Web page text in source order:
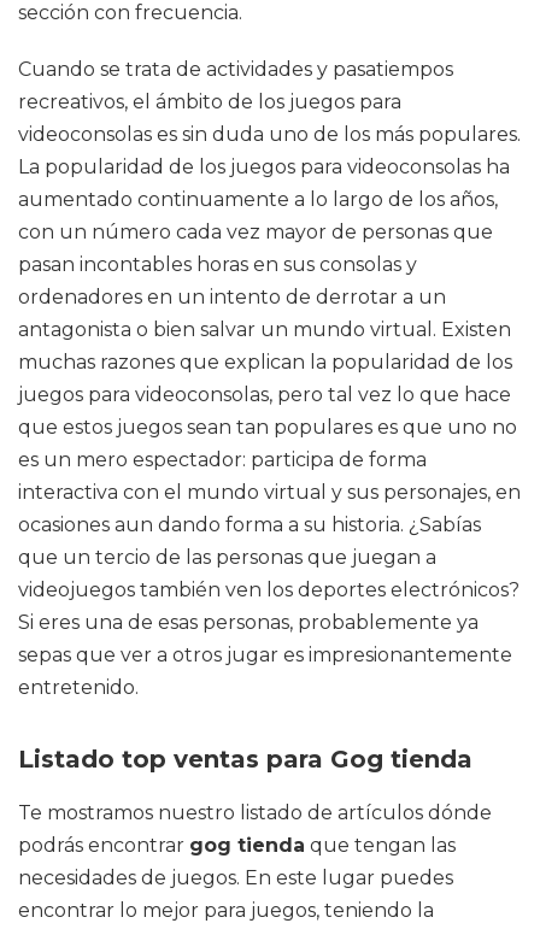
sección con frecuencia.
Cuando se trata de actividades y pasatiempos
recreativos, el ámbito de los juegos para
videoconsolas es sin duda uno de los más populares.
La popularidad de los juegos para videoconsolas ha
aumentado continuamente a lo largo de los años,
con un número cada vez mayor de personas que
pasan incontables horas en sus consolas y
ordenadores en un intento de derrotar a un
antagonista o bien salvar un mundo virtual. Existen
muchas razones que explican la popularidad de los
juegos para videoconsolas, pero tal vez lo que hace
que estos juegos sean tan populares es que uno no
es un mero espectador: participa de forma
interactiva con el mundo virtual y sus personajes, en
ocasiones aun dando forma a su historia. ¿Sabías
que un tercio de las personas que juegan a
videojuegos también ven los deportes electrónicos?
Si eres una de esas personas, probablemente ya
sepas que ver a otros jugar es impresionantemente
entretenido.
Listado top ventas para Gog tienda
Te mostramos nuestro listado de artículos dónde
podrás encontrar gog tienda que tengan las
necesidades de juegos. En este lugar puedes
encontrar lo mejor para juegos, teniendo la